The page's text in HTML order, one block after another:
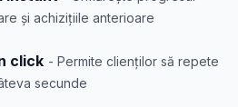
și achizițiile anterioare
click - Permite clienților să repete
secunde